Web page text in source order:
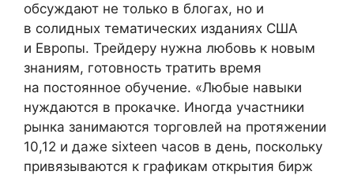
обсуждают не только в блогах, но и
в солидных тематических изданиях США
и Европы. Трейдеру нужна любовь к новым
знаниям, готовность тратить время
на постоянное обучение. «Любые навыки
нуждаются в прокачке. Иногда участники
рынка занимаются торговлей на протяжении
10,12 и даже sixteen часов в день, поскольку
привязываются к графикам открытия бирж